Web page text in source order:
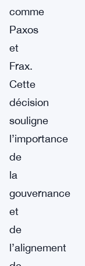
comme
Paxos
et
Frax.
Cette
décision
souligne
l’importance
de
la
gouvernance
et
de
l’alignement